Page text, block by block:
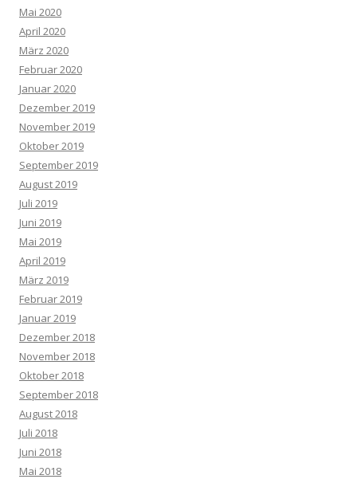
Mai 2020
April 2020
März 2020
Februar 2020
Januar 2020
Dezember 2019
November 2019
Oktober 2019
September 2019
August 2019
Juli 2019
Juni 2019
Mai 2019
April 2019
März 2019
Februar 2019
Januar 2019
Dezember 2018
November 2018
Oktober 2018
September 2018
August 2018
Juli 2018
Juni 2018
Mai 2018